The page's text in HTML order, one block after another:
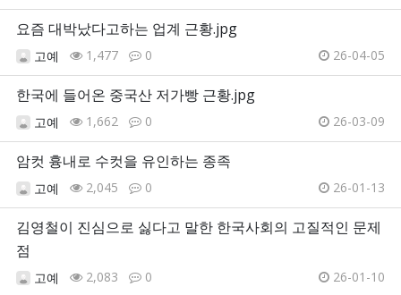
요즘 대박났다고하는 업계 근황.jpg
고예 1,477 0 26-04-05
한국에 들어온 중국산 저가빵 근황.jpg
고예 1,662 0 26-03-09
암컷 흉내로 수컷을 유인하는 종족
고예 2,045 0 26-01-13
김영철이 진심으로 싫다고 말한 한국사회의 고질적인 문제
점
고예 2,083 0 26-01-10